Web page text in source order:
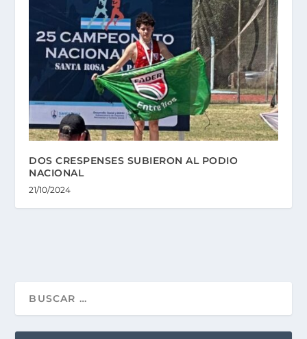
DOS CRESPENSES SUBIERON AL PODIO
NACIONAL
21/10/2024